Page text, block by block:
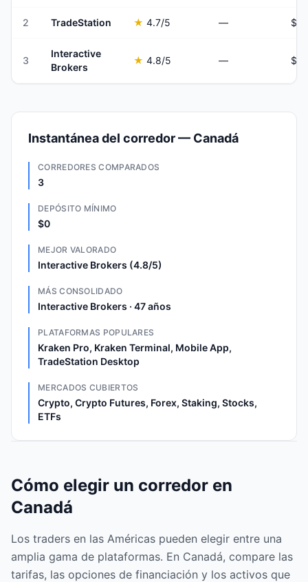
2 TradeStation ★ 4.7/5 — $0
3
Interactive
Brokers
★ 4.8/5 —
Instantánea del corredor — Canadá
CORREDORES COMPARADOS
3
DEPÓSITO MÍNIMO
$0
MEJOR VALORADO
Interactive Brokers (4.8/5)
MÁS CONSOLIDADO
Interactive Brokers · 47 años
PLATAFORMAS POPULARES
Kraken Pro, Kraken Terminal, Mobile App,
TradeStation Desktop
MERCADOS CUBIERTOS
Crypto, Crypto Futures, Forex, Staking, Stocks,
ETFs
Cómo elegir un corredor en
Canadá
Los traders en las Américas pueden elegir entre una
amplia gama de plataformas. En Canadá, compare las
tarifas, las opciones de financiación y los activos que